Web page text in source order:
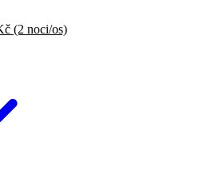
(2 noci/os)